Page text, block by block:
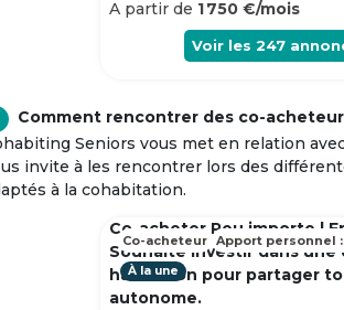
A partir de 1 750 €/mois
Voir les 247
Comment rencontrer des co-
Seniors vous met en relation
invite à les rencontrer lors des
à la cohabitation.
Co-acheter Peu importe |
Souhaite investir dans une
habitation pour partager
autonome.
À la une
Co-acheteur Apport personnel